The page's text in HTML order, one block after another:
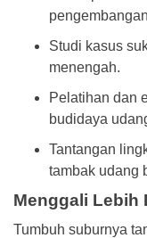
Studi kasus
menengah.
Pelatihan dan
budidaya
Tantangan
tambak udang
Menggali Lebih
Tumbuh suburnya